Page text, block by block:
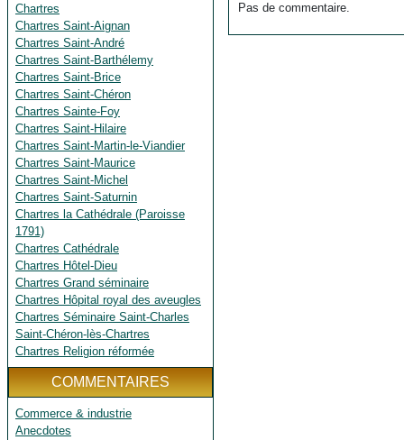
Chartres
Chartres Saint-Aignan
Chartres Saint-André
Chartres Saint-Barthélemy
Chartres Saint-Brice
Chartres Saint-Chéron
Chartres Sainte-Foy
Chartres Saint-Hilaire
Chartres Saint-Martin-le-Viandier
Chartres Saint-Maurice
Chartres Saint-Michel
Chartres Saint-Saturnin
Chartres la Cathédrale (Paroisse
1791)
Chartres Cathédrale
Chartres Hôtel-Dieu
Chartres Grand séminaire
Chartres Hôpital royal des aveugles
Chartres Séminaire Saint-Charles
Saint-Chéron-lès-Chartres
Chartres Religion réformée
COMMENTAIRES
Commerce & industrie
Anecdotes
Pas de commentaire.